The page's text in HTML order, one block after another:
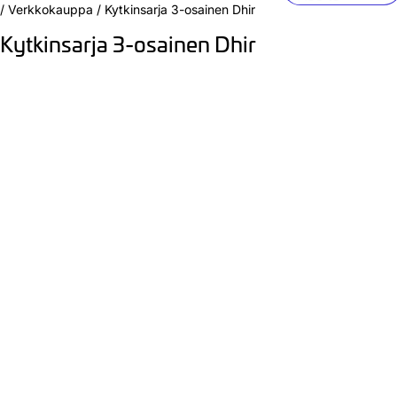
/ Verkkokauppa / Kytkinsarja 3-osainen Dhir
Kytkinsarja 3-osainen Dhir